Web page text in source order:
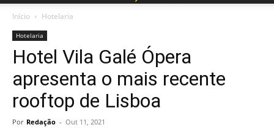
Início Hotelaria
Hotelaria
Hotel Vila Galé Ópera
apresenta o mais recente
rooftop de Lisboa
Por Redação - Out 11, 2021